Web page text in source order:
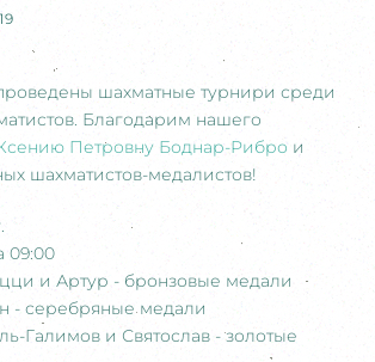
шахматные турнири среди
Благодарим нашего
Петровну Боднар-Рибро и
шахматистов-медалистов!
09:00
и Артур - бронзовые медали
- серебряные медали
Галимов и Святослав - золотые